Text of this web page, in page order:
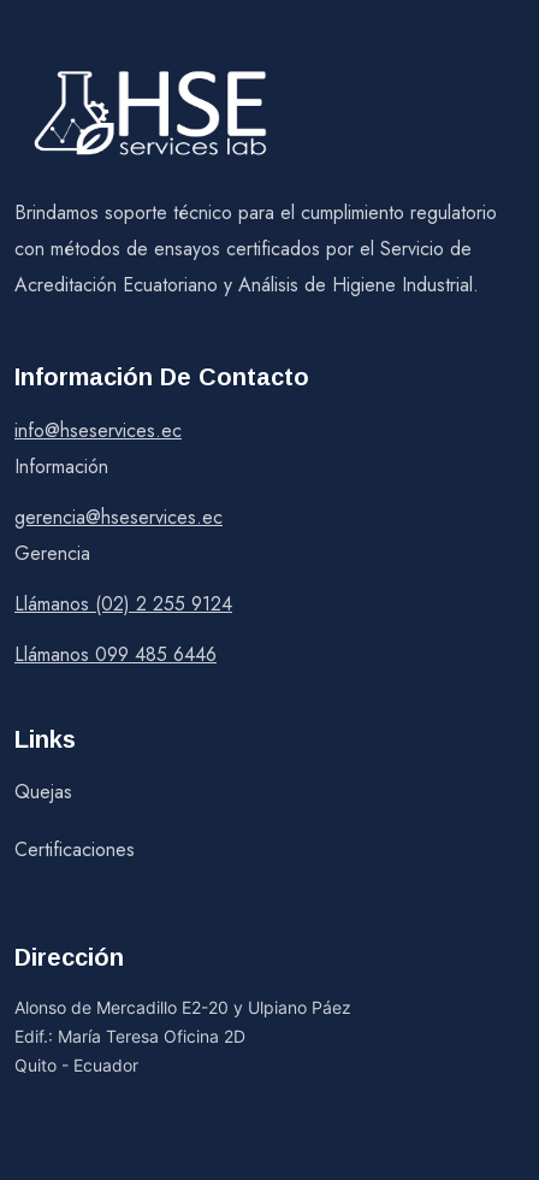
Brindamos soporte técnico para el cumplimiento regulatorio
con métodos de ensayos certificados por el Servicio de
Acreditación Ecuatoriano y Análisis de Higiene Industrial.
Información De Contacto
info@hseservices.ec
Información
gerencia@hseservices.ec
Gerencia
Llámanos (02) 2 255 9124
Llámanos 099 485 6446
Links
Quejas
Certificaciones
Dirección
Alonso de Mercadillo E2-20 y Ulpiano Páez
Edif.: María Teresa Oficina 2D
Quito - Ecuador